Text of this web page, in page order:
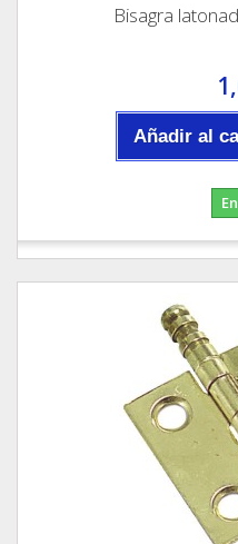
Bisagra
Añadir al